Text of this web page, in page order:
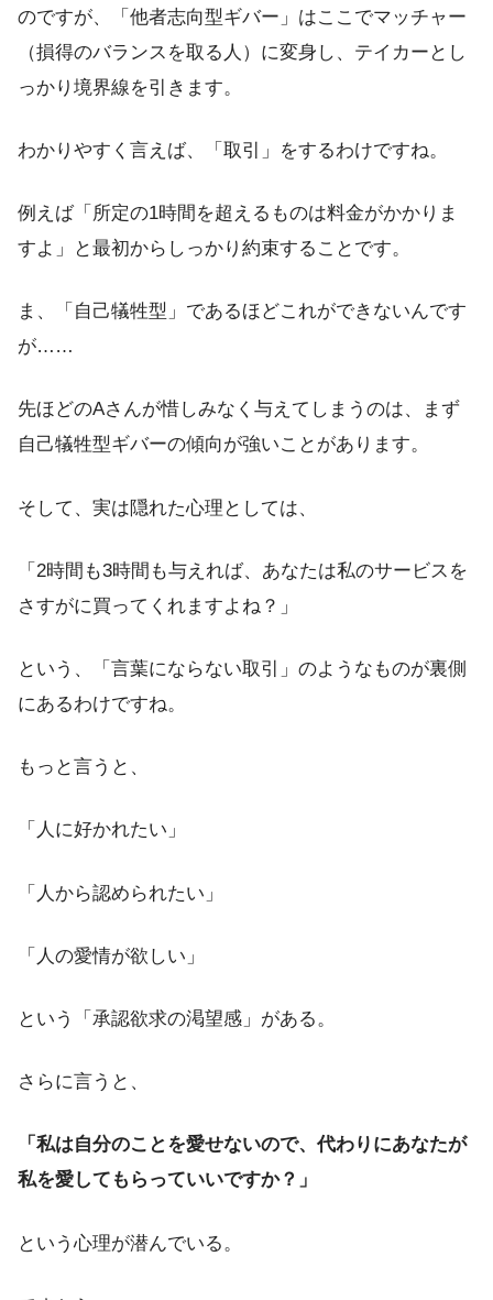
のですが、「他者志向型ギバー」はここでマッチャー
（損得のバランスを取る人）に変身し、テイカーとし
っかり境界線を引きます。
わかりやすく言えば、「取引」をするわけですね。
例えば「所定の1時間を超えるものは料金がかかりま
すよ」と最初からしっかり約束することです。
ま、「自己犠牲型」であるほどこれができないんです
が……
先ほどのAさんが惜しみなく与えてしまうのは、まず
自己犠牲型ギバーの傾向が強いことがあります。
そして、実は隠れた心理としては、
「2時間も3時間も与えれば、あなたは私のサービスを
さすがに買ってくれますよね？」
という、「言葉にならない取引」のようなものが裏側
にあるわけですね。
もっと言うと、
「人に好かれたい」
「人から認められたい」
「人の愛情が欲しい」
という「承認欲求の渇望感」がある。
さらに言うと、
「私は自分のことを愛せないので、代わりにあなたが
私を愛してもらっていいですか？」
という心理が潜んでいる。